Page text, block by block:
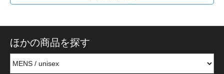
ほかの商品を探す